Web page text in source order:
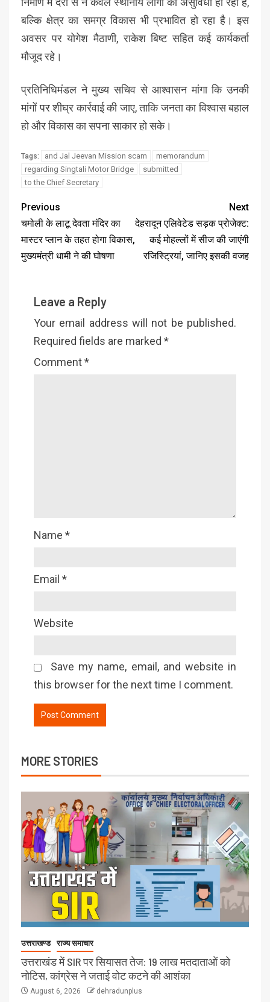
बल्कि क्षेत्र का समग्र विकास भी प्रभावित हो रहा है। इस
अवसर पर योगेश मैठाणी, राकेश बिष्ट सहित कई कार्यकर्ता
मौजूद रहे।
प्रतिनिधिमंडल ने मुख्य सचिव से आश्वासन मांगा कि उनकी
मांगों पर शीघ्र कार्रवाई की जाए, ताकि जनता का विश्वास बहाल
हो और विकास का सपना साकार हो सके।
Tags: and Jal Jeevan Mission scam
memorandum
regarding Singtali Motor Bridge
submitted
to the Chief Secretary
Previous
चमोली के लाटू देवता मंदिर का
मास्टर प्लान के तहत होगा विकास,
मुख्यमंत्री धामी ने की घोषणा
Next
देहरादून एलिवेटेड सड़क प्रोजेक्ट:
कई मोहल्लों में सीज की जाएंगी
रजिस्ट्रियां, जानिए इसकी वजह
Leave a Reply
Your email address will not be published.
Required fields are marked *
Comment*
Name *
Email *
Website
Save my name, email, and website in
this browser for the next time I comment.
MORE STORIES
उत्तराखण्ड राज्य समाचार
उत्तराखंड में SIR पर सियासत तेज: 19 लाख मतदाताओं को
नोटिस, कांग्रेस ने जताई वोट कटने की आशंका
August 6, 2026 dehradunplus